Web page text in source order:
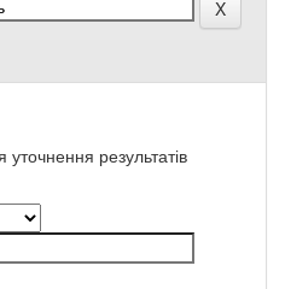
результатів